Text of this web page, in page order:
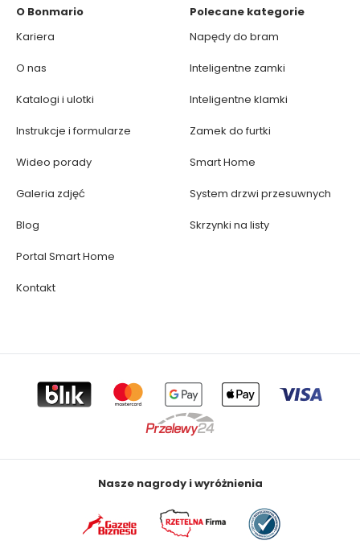
O Bonmario
Kariera
O nas
Katalogi i ulotki
Instrukcje i formularze
Wideo porady
Galeria zdjęć
Blog
Portal Smart Home
Kontakt
Polecane kategorie
Napędy do bram
Inteligentne zamki
Inteligentne klamki
Zamek do furtki
Smart Home
System drzwi przesuwnych
Skrzynki na listy
Nasze nagrody i wyróżnienia